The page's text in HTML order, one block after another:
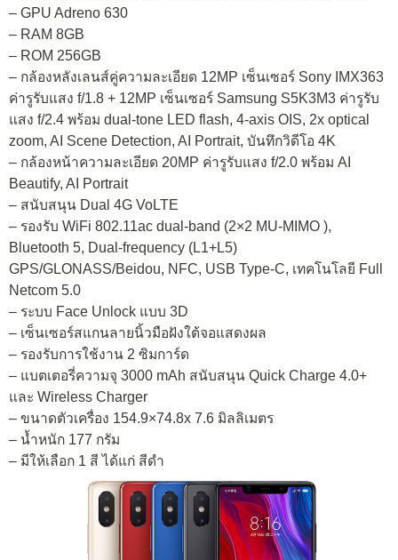
– GPU Adreno 630
– RAM 8GB
– ROM 256GB
– กล้องหลังเลนส์คู่ความละเอียด 12MP เซ็นเซอร์ Sony IMX363
ค่ารูรับแสง f/1.8 + 12MP เซ็นเซอร์ Samsung S5K3M3 ค่ารูรับ
แสง f/2.4 พร้อม dual-tone LED flash, 4-axis OIS, 2x optical
zoom, AI Scene Detection, AI Portrait, บันทึกวิดีโอ 4K
– กล้องหน้าความละเอียด 20MP ค่ารูรับแสง f/2.0 พร้อม AI
Beautify, AI Portrait
– สนับสนุน Dual 4G VoLTE
– รองรับ WiFi 802.11ac dual-band (2×2 MU-MIMO ),
Bluetooth 5, Dual-frequency (L1+L5)
GPS/GLONASS/Beidou, NFC, USB Type-C, เทคโนโลยี Full
Netcom 5.0
– ระบบ Face Unlock แบบ 3D
– เซ็นเซอร์สแกนลายนิ้วมือฝังใต้จอแสดงผล
– รองรับการใช้งาน 2 ซิมการ์ด
– แบตเตอรี่ความจุ 3000 mAh สนับสนุน Quick Charge 4.0+
และ Wireless Charger
– ขนาดตัวเครื่อง 154.9×74.8x 7.6 มิลลิเมตร
– น้ำหนัก 177 กรัม
– มีให้เลือก 1 สี ได้แก่ สีดำ